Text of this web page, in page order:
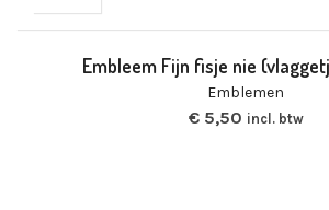
Embleem Fijn fisje nie
Emblemen
€5,50 incl. btw